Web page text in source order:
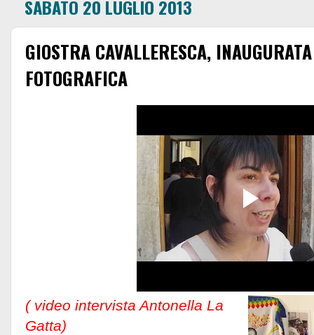
SABATO 20 LUGLIO 2013
GIOSTRA CAVALLERESCA,
FOTOGRAFICA
( video intervista Antonella La
Gatta)